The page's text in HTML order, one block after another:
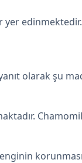
olarak şu